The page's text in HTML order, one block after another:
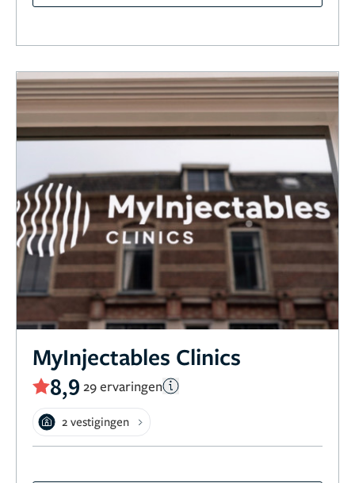
MyInjectables Clinics
8,9 29 ervaringen
2 vestigingen